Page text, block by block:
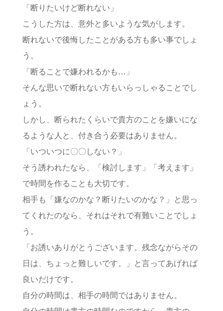
「断りたいけど断れない」
こうした方は、意外と多いような気がします。
断れないで後悔したことがある方も多い事でしょ
う。
「断ることで嫌われるかも…」
そんな思いで断れない方もいらっしゃることでし
ょう。
しかし、断られたくらいで貴方のことを嫌いにな
るような人と、付き合う必要はありません。
「いついつに〇〇しない？」
そう誘われたなら、「検討します」「考えます」
で時間を作ることも大切です。
相手も「嫌なのかな？断りたいのかな？」と思っ
てくれたのなら、それはそれで有難いことでしょ
う。
「お誘いありがとうございます。残念ながらその
日は、ちょっと難しいです。」と言ってあげれば
良いだけです。
自分の時間は、相手の時間ではありません。